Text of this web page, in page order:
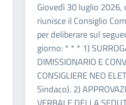
Giovedì 30 luglio 2026,
riunisce il Consiglio
per deliberare sul
giorno: * * * 1)
DIMISSIONARIO E
CONSIGLIERE NEO
Sindaco). 2)